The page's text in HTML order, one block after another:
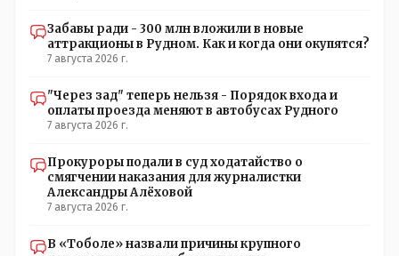
Забавы ради - 300 млн вложили в новые
аттракционы в Рудном. Как и когда они окупятся?
7 августа 2026 г.
"Через зад" теперь нельзя - Порядок входа и
оплаты проезда меняют в автобусах Рудного
7 августа 2026 г.
Прокуроры подали в суд ходатайство о
смягчении наказания для журналистки
Александры Алёховой
7 августа 2026 г.
В «Тоболе» назвали причины крупного